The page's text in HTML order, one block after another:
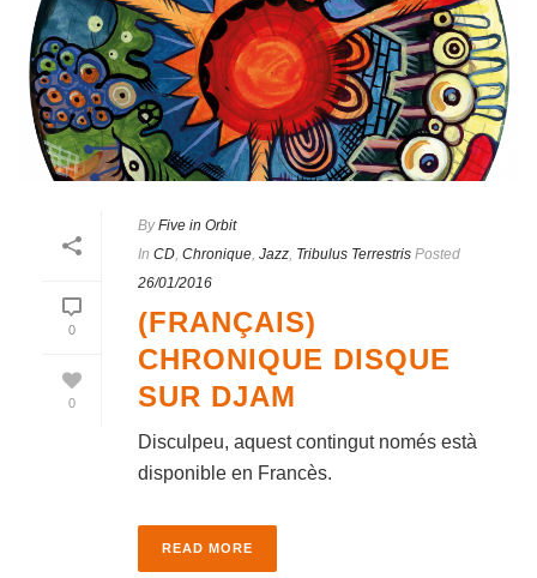
0
0
ByFive in Orbit
In CD Chronique Jazz Tribulus Terrestris Posted
26/01/2016
(FRANÇAIS)
CHRONIQUE DISQUE
SUR DJAM
Disculpeu, aquest contingut només està
disponible en Francès.
READ MORE